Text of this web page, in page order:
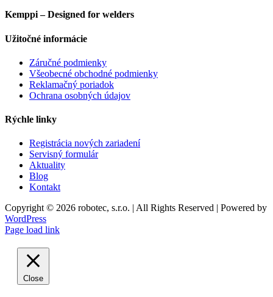
Kemppi – Designed for welders
Užitočné informácie
Záručné podmienky
Všeobecné obchodné podmienky
Reklamačný poriadok
Ochrana osobných údajov
Rýchle linky
Registrácia nových zariadení
Servisný formulár
Aktuality
Blog
Kontakt
Copyright © 2026 robotec, s.r.o. | All Rights Reserved | Powered by
WordPress
Facebook
Instagram
YouTube
LinkedIn
X
Page load link
Close